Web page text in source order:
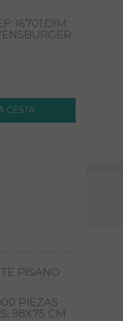
16701.DIM:
CESTA
PISANO
PIEZAS
98X75 CM
que permiten al usuario
de una página web,
por ejemplo, controlar el
de datos, identificar
a partes de acceso
durante la navegación,
para la difusión de
contenidos dinámicos o
aquellas que permiten al
el seguimiento y análisis
están vinculadas, incluida
impactos de los anuncios.